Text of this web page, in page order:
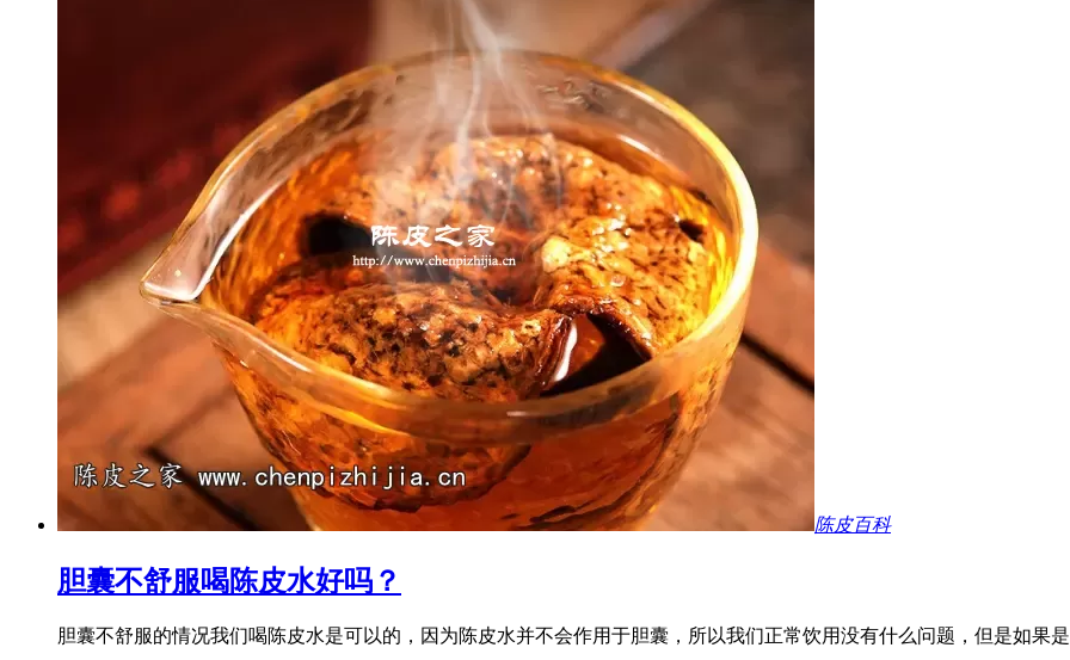
陈皮百科
胆囊不舒服喝陈皮水好吗？
胆囊不舒服的情况我们喝陈皮水是可以的，因为陈皮水并不会作用于胆囊，所以我们正常饮用没有什么问题，但是如果